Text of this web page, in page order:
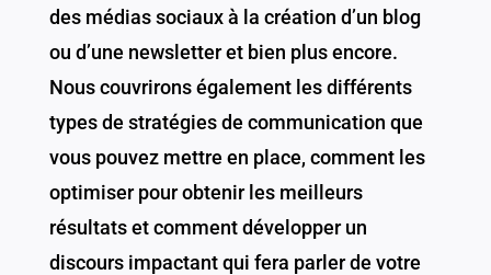
des médias sociaux à la création d’un blog
ou d’une newsletter et bien plus encore.
Nous couvrirons également les différents
types de stratégies de communication que
vous pouvez mettre en place, comment les
optimiser pour obtenir les meilleurs
résultats et comment développer un
discours impactant qui fera parler de votre